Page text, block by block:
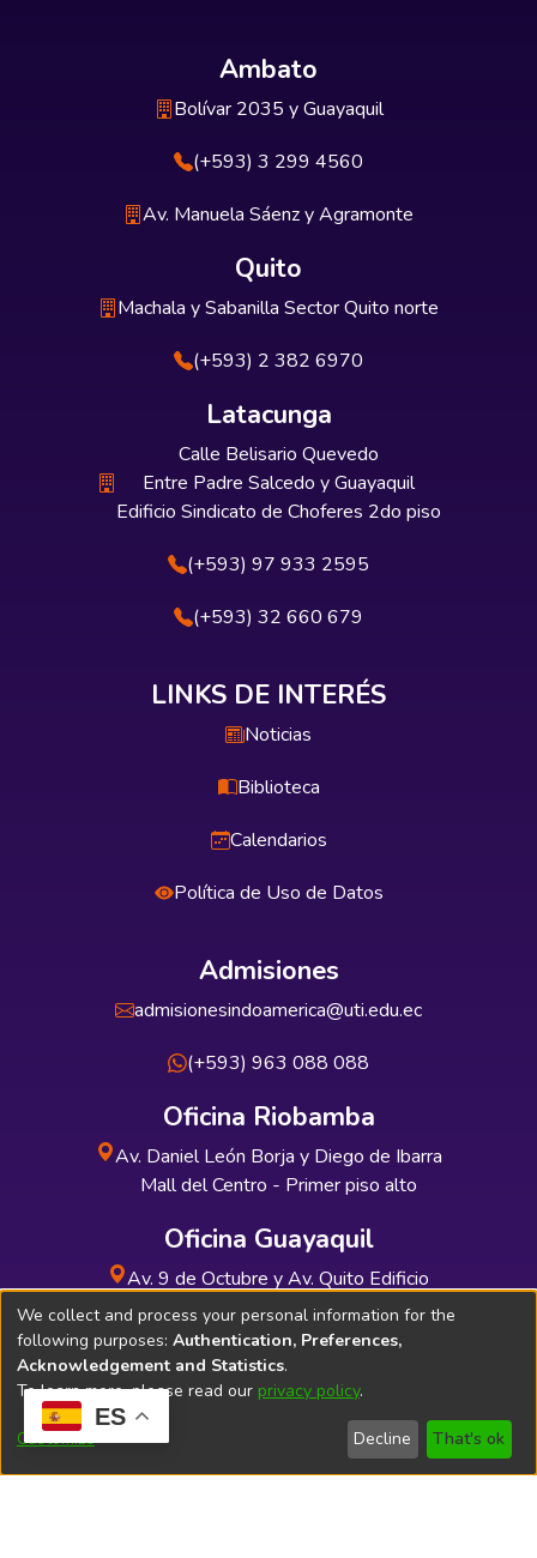
ES
Ambato
Bolívar 2035 y Guayaquil
(+593) 3 299 4560
Av. Manuela Sáenz y Agramonte
Quito
Machala y Sabanilla Sector Quito norte
(+593) 2 382 6970
Latacunga
Calle Belisario Quevedo
Entre Padre Salcedo y Guayaquil
Edificio Sindicato de Choferes 2do piso
(+593) 97 933 2595
(+593) 32 660 679
LINKS DE INTERÉS
Noticias
Biblioteca
Calendarios
Política de Uso de Datos
Admisiones
admisionesindoamerica@uti.edu.ec
(+593) 963 088 088
Oficina Riobamba
Av. Daniel León Borja y Diego de Ibarra
Mall del Centro - Primer piso alto
Oficina Guayaquil
Av. 9 de Octubre y Av. Quito Edificio
INDUAUTO - Planta baja
Soporte Técnico Bibliolatino.com
We collect and process your personal information for the
following purposes: Authentication, Preferences,
Acknowledgement and Statistics.
To learn more, please read our privacy policy.
Customize Decline That's ok